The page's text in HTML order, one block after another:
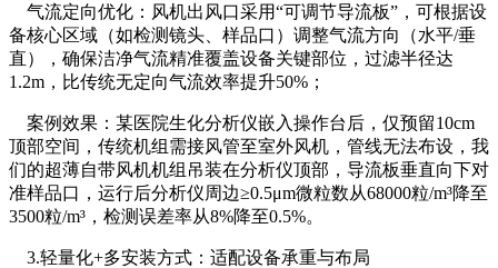
气流定向优化：风机出风口采用“可调节导流板”，可根据设
备核心区域（如检测镜头、样品口）调整气流方向（水平/垂
直），确保洁净气流精准覆盖设备关键部位，过滤半径达
1.2m，比传统无定向气流效率提升50%；
案例效果：某医院生化分析仪嵌入操作台后，仅预留10cm
顶部空间，传统机组需接风管至室外风机，管线无法布设，我
们的超薄自带风机机组吊装在分析仪顶部，导流板垂直向下对
准样品口，运行后分析仪周边≥0.5μm微粒数从68000粒/m³降至
3500粒/m³，检测误差率从8%降至0.5%。
3.轻量化+多安装方式：适配设备承重与布局